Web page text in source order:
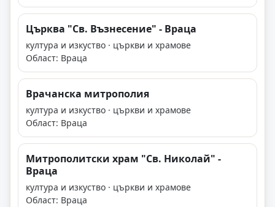
Църква "Св. Възнесение" - Враца
култура и изкуство · църкви и храмове
Област: Враца
Врачанска митрополия
култура и изкуство · църкви и храмове
Област: Враца
Митрополитски храм "Св. Николай" -
Враца
култура и изкуство · църкви и храмове
Област: Враца